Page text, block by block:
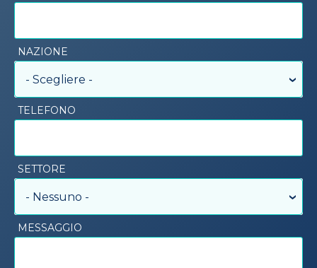
NAZIONE
- Scegliere -
TELEFONO
SETTORE
- Nessuno -
MESSAGGIO